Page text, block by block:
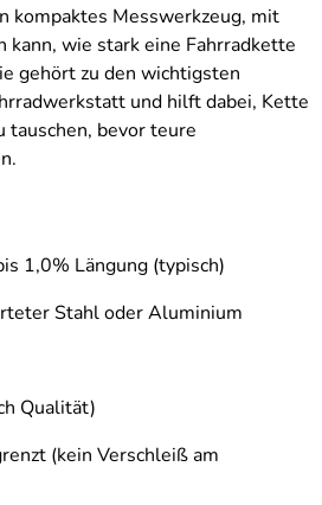
kompaktes Messwerkzeug, mit
kann, wie stark eine Fahrradkette
gehört zu den wichtigsten
und hilft dabei, Kette
tauschen, bevor teure
1,0% Längung (typisch)
Stahl oder Aluminium
Qualität)
(kein Verschleiß am